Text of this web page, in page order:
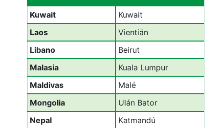
Kuwait
Kuwait
Laos
Vientián
Libano
Beirut
Malasia
Kuala Lumpur
Maldivas
Malé
Mongolia
Ulán Bator
Nepal
Katmandú